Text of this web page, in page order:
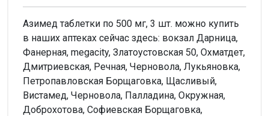
Азимед таблетки по 500 мг, 3 шт. можно купить
в наших аптеках сейчас здесь: вокзал Дарница,
Фанерная, megacity, Златоустовская 50, Охматдет,
Дмитриевская, Речная, Черновола, Лукьяновка,
Петропавловская Борщаговка, Щасливый,
Вистамед, Черновола, Палладина, Окружная,
Доброхотова, Софиевская Борщаговка,